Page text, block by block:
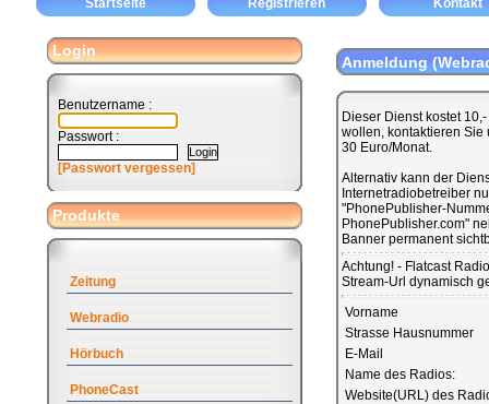
Startseite Registrieren Kontakt
Login
Benutzername :
Passwort :
[Passwort vergessen]
Produkte
Zeitung
Webradio
Hörbuch
PhoneCast
Anmeldung
Dieser Dienst kostet
wollen, kontaktieren Sie
30 Euro/Monat.
Alternativ kann der
Internetradiobetreiber
"PhonePublisher-
PhonePublisher.com"
Banner permanent
Achtung! - Flatcast
Stream-Url dynamisch
Vorname
Strasse Hausnummer
E-Mail
Name des Radios:
Website(URL) des